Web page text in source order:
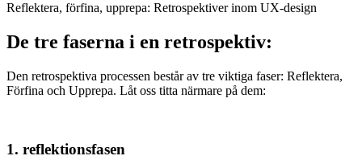
Reflektera, förfina, upprepa: Retrospektiver inom UX-design
De tre faserna i en retrospektiv:
Den retrospektiva processen består av tre viktiga faser: Reflektera,
Förfina och Upprepa. Låt oss titta närmare på dem:
1. reflektionsfasen